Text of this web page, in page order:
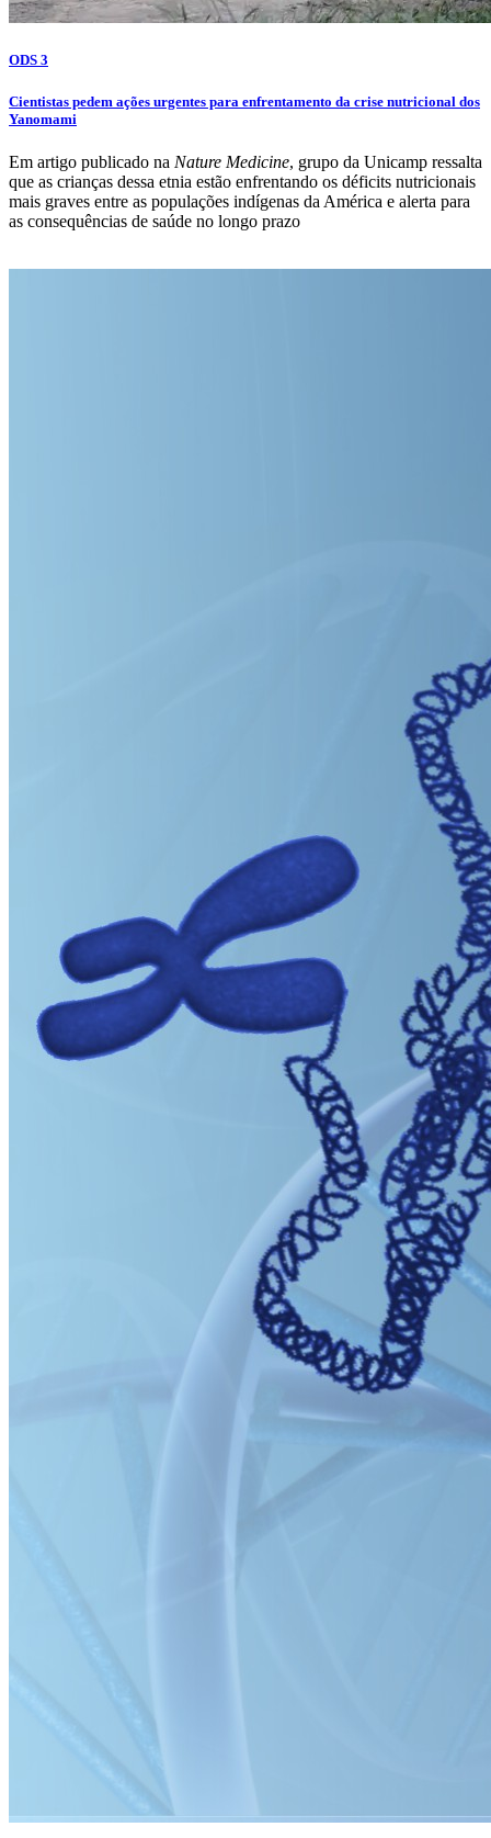
ODS 3
Cientistas pedem ações urgentes para enfrentamento da crise nutricional dos
Yanomami
Em artigo publicado na Nature Medicine, grupo da Unicamp ressalta
que as crianças dessa etnia estão enfrentando os déficits nutricionais
mais graves entre as populações indígenas da América e alerta para
as consequências de saúde no longo prazo